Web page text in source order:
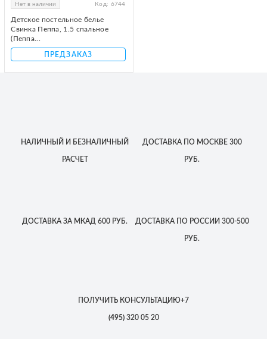
Нет в наличии Код: 6744
Детское постельное белье
Свинка Пеппа, 1.5 спальное
(Пеппа...
ПРЕДЗАКАЗ
НАЛИЧНЫЙ И БЕЗНАЛИЧНЫЙ
РАСЧЕТ
ДОСТАВКАПО МОСКВЕ 300
РУБ.
ДОСТАВКА ЗА МКАД 600 РУБ. ДОСТАВКАПО РОССИИ 300-500
РУБ.
ПОЛУЧИТЬ КОНСУЛЬТАЦИЮ+7
(495)320 05 20